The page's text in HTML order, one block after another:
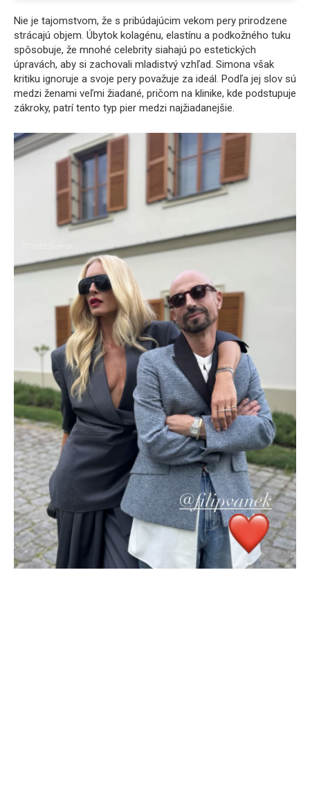
Nie je tajomstvom, že s pribúdajúcim vekom pery prirodzene
strácajú objem. Úbytok kolagénu, elastínu a podkožného tuku
spôsobuje, že mnohé celebrity siahajú po estetických
úpravách, aby si zachovali mladistvý vzhľad. Simona však
kritiku ignoruje a svoje pery považuje za ideál. Podľa jej slov sú
medzi ženami veľmi žiadané, pričom na klinike, kde podstupuje
zákroky, patrí tento typ pier medzi najžiadanejšie.